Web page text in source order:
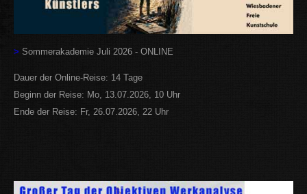
> Sommerakademie Juli 2026 - ONLINE
Dauer der Online-Reise: 14 Tage
Beginn der Reise: Mo, 13.07.2026, 10 Uhr
Ende der Reise: Fr, 26.07.2026, 22 Uhr